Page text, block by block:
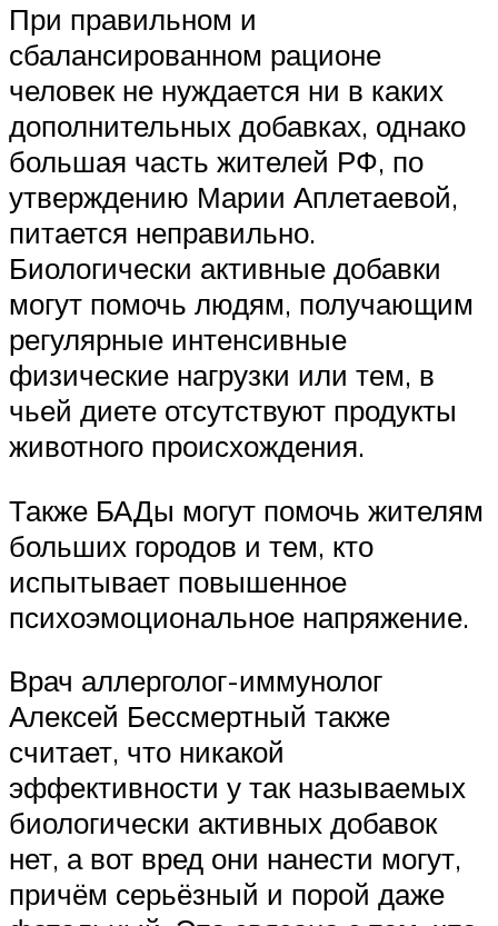
При правильном и
сбалансированном рационе
человек не нуждается ни в каких
дополнительных добавках, однако
большая часть жителей РФ, по
утверждению Марии Аплетаевой,
питается неправильно.
Биологически активные добавки
могут помочь людям, получающим
регулярные интенсивные
физические нагрузки или тем, в
чьей диете отсутствуют продукты
животного происхождения.
Также БАДы могут помочь жителям
больших городов и тем, кто
испытывает повышенное
психоэмоциональное напряжение.
Врач аллерголог-иммунолог
Алексей Бессмертный также
считает, что никакой
эффективности у так называемых
биологически активных добавок
нет, а вот вред они нанести могут,
причём серьёзный и порой даже